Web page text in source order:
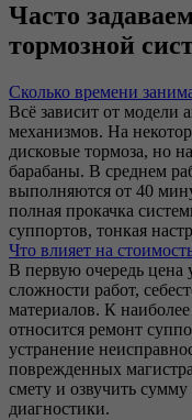
Часто
тормозной
Сколько времени
Всё зависит от модели
механизмов. На
дисковые тормоза, но
барабаны. В среднем
выполняются от 40
полная прокачка
суппортов, тонкая
Что влияет на
В первую очередь цена
сложности работ,
материалов. К
относится ремонт
устранение
поврежденных
смету и озвучить
диагностики.